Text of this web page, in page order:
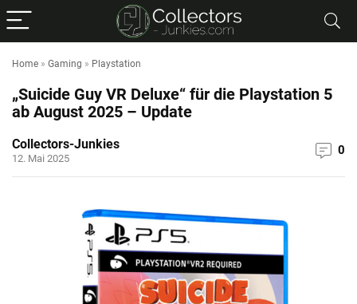
Home » Gaming » Playstation
„Suicide Guy VR Deluxe“ für die Playstation 5
ab August 2025 – Update
Collectors-Junkies
12. Mai 2025
0